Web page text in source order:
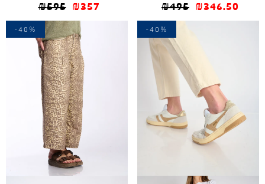
₪495 ₪346.50
₪595 ₪357
-40%
-40%